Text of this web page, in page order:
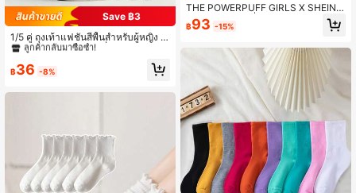
Save ฿3
1/5 คู่ ถุงเท้าแฟชั่นสีพื้นสำหรับผู้หญิง ร
ะบายอากาศได้ดี ซับเหงื่อได้ดี ถุงเท้า
น่อง
#10 ขายดี
ใน สปอร์ต ถุงเท้าลูกเรือผู้หญิง
ลูกค้ากลับมาซื้อซ้ำ!
#10 ขายดี
ลูกค้ากลับมาซื้อซ้ำ!
#10 ขายดี
ลูกค้ากลับมาซื้อซ้ำ!
#10 ขายดี
ลูกค้ากลับมาซื้อซ้ำ!
฿36 -8%
THE POWERPUFF GIRLS X SHEIN 2
คู่ถุงเท้าคอลเลกชั่นผู้หญิง ลวดลายดอก
ไม้ ฟอง และดอกมะลิสีสันสดใสพิมพ์ลา
฿93 -15%